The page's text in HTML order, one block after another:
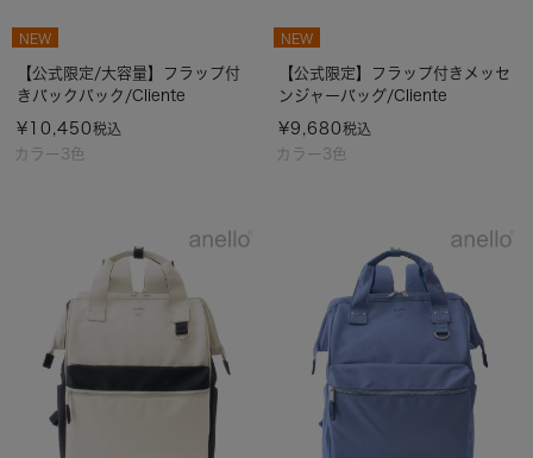
カラー3色
NEW
【公式限定/大容量】フラップ付
きバックパック/Cliente
¥ 10,450税込
カラー3色
NEW
【公式限定】フラップ付きメッセ
ンジャーバッグ/Cliente
¥9,680税込